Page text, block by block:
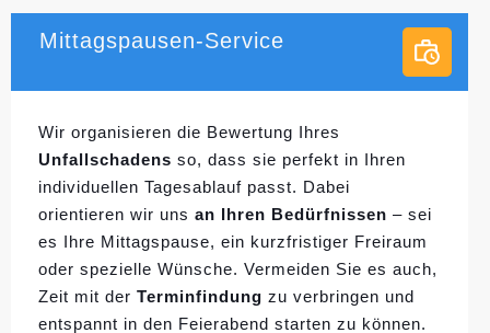
Mittagspausen-Service
Wir organisieren die Bewertung Ihres
Unfallschadens so, dass sie perfekt in Ihren
individuellen Tagesablauf passt. Dabei
orientieren wir uns an Ihren Bedürfnissen – sei
es Ihre Mittagspause, ein kurzfristiger Freiraum
oder spezielle Wünsche. Vermeiden Sie es auch,
Zeit mit der Terminfindung zu verbringen und
entspannt in den Feierabend starten zu können.